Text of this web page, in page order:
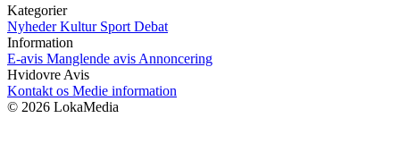
Kategorier
NyhederKultur Sport Debat
Information
E-avis Manglende avis Annoncering
Hvidovre Avis
Kontakt os Medie information
© 2026 LokaMedia